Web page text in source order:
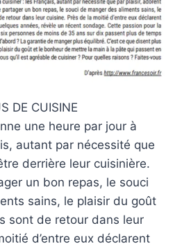
DE CUISINE
une heure par jour à
autant par nécessité que
derrière leur cuisinière.
un bon repas, le souci
sains, le plaisir du goût
sont de retour dans leur
d’entre eux déclarent